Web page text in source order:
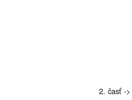
2. časť ->